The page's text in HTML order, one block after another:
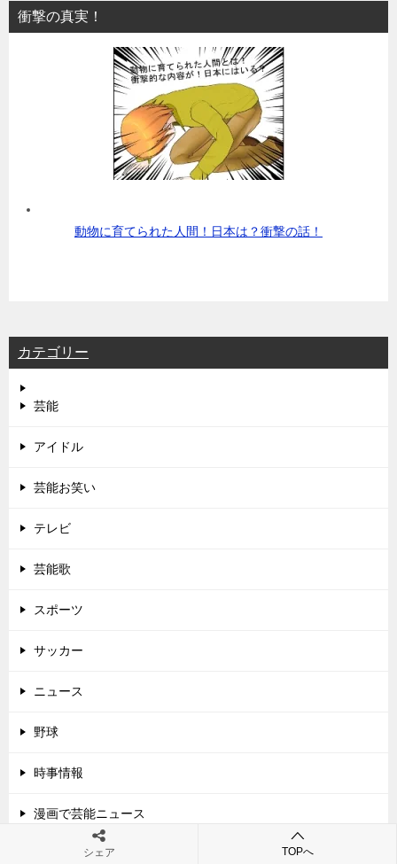
衝撃の真実！
動物に育てられた人間！日本は？衝撃の話！
カテゴリー
芸能
アイドル
芸能お笑い
テレビ
芸能歌
スポーツ
サッカー
ニュース
野球
時事情報
漫画で芸能ニュース
シェア TOPへ